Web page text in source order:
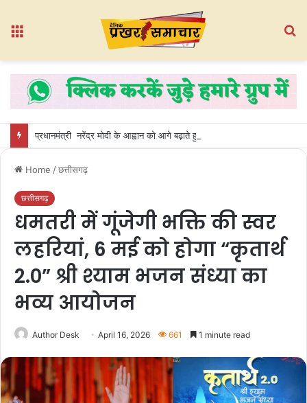
Home /छत्तीसगढ़
छत्तीसगढ़
धमतरी में गूंजेगी भक्ति की स्वर
लहरियां, 6 मई को होगा “कृतार्थ
2.0” श्री श्याम भजन संध्या का
भव्य आयोजन
Author Desk April 16, 2026 661 1 minute read